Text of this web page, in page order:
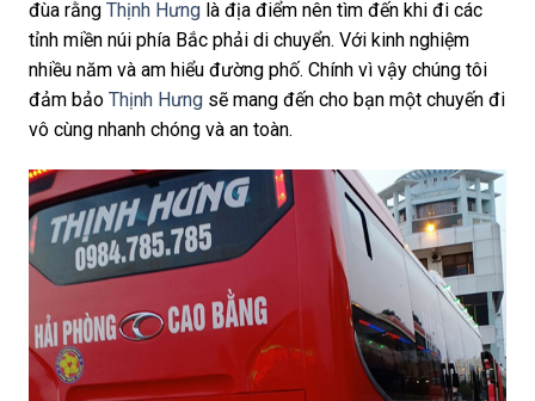
đùa rằng Thịnh Hưng là địa điểm nên tìm đến khi đi các
tỉnh miền núi phía Bắc phải di chuyển. Với kinh nghiệm
nhiều năm và am hiểu đường phố. Chính vì vậy chúng tôi
đảm bảo Thịnh Hưng sẽ mang đến cho bạn một chuyến đi
vô cùng nhanh chóng và an toàn.